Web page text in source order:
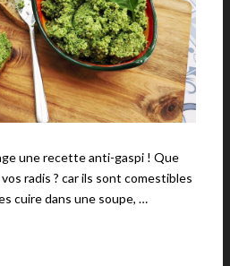
une recette anti-gaspi ! Que
radis ? car ils sont comestibles
cuire dans une soupe, …